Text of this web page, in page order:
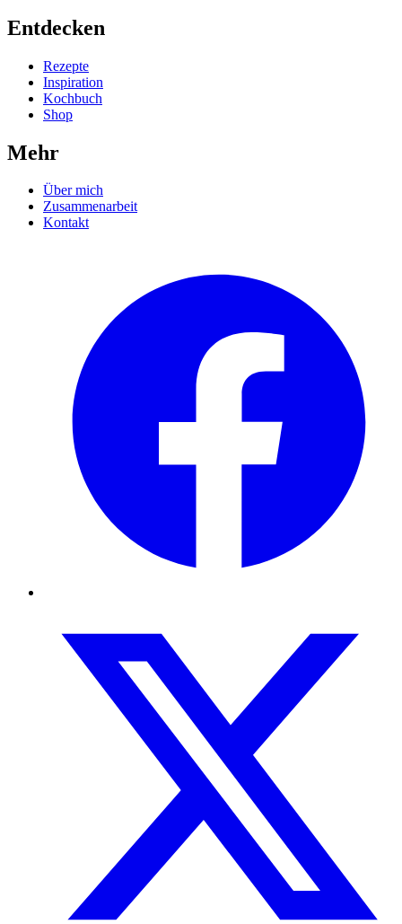
Entdecken
Rezepte
Inspiration
Kochbuch
Shop
Mehr
Über mich
Zusammenarbeit
Kontakt